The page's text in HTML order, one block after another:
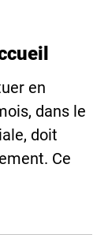
en
dans le
doit
Ce